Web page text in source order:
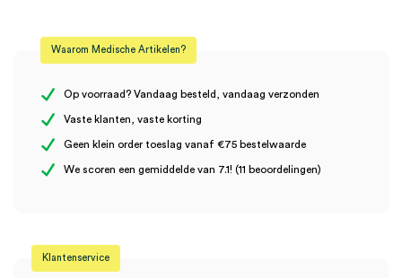
Kleur beige
Steriel
Er zijn nog geen beoordelingen.
beoordelen
Waarom Medische Artikelen?
Op voorraad? Vandaag besteld, vandaag verzonden
Vaste klanten, vaste korting
Geen klein order toeslag vanaf €75 bestelwaarde
We scoren een gemiddelde van 7.1! (11 beoordelingen)
Klantenservice